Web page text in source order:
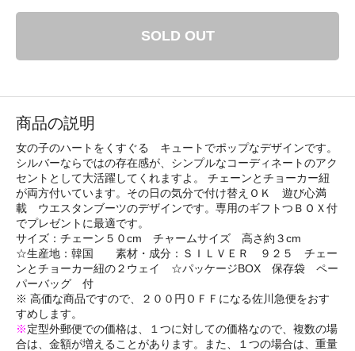
SOLD OUT
商品の説明
女の子のハートをくすぐる キュートでポップなデザインです。
シルバーならではの存在感が、シンプルなコーディネートのアク
セントとして大活躍してくれますよ。 チェーンとチョーカー紐
が両方付いています。その日の気分で付け替えＯＫ 遊び心満
載 ウエスタンブーツのデザインです。専用のギフトつＢＯＸ付
でプレゼントに最適です。
サイズ：チェーン５０cm チャームサイズ 高さ約３cm
☆生産地：韓国 素材・成分：ＳＩＬＶＥＲ ９２５ チェー
ンとチョーカー紐の２ウェイ ☆パッケージBOX 保存袋 ペー
パーバッグ 付
※ 高価な商品ですので、２００円ＯＦＦになる佐川急便をおす
すめします。
※定型外郵便での価格は、１つに対しての価格なので、複数の場
合は、金額が増えることがあります。また、１つの場合は、重量